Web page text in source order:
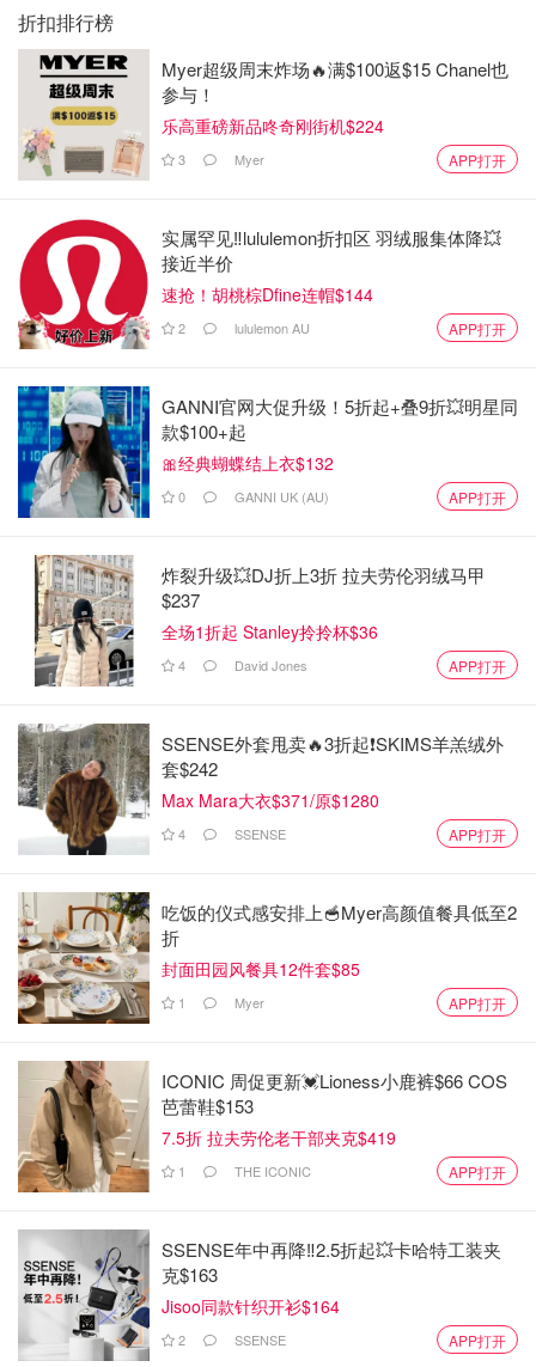
折扣排行榜
Myer超级周末炸场🔥满$100返$15 Chanel也
参与！
乐高重磅新品咚奇刚街机$224
3 Myer APP打开
实属罕见‼️lululemon折扣区 羽绒服集体降💥
接近半价
速抢！胡桃棕Dfine连帽$144
2 lululemon AU APP打开
GANNI官网大促升级！5折起+叠9折💥明星同
款$100+起
🎀经典蝴蝶结上衣$132
0 GANNI UK (AU) APP打开
炸裂升级💥DJ折上3折 拉夫劳伦羽绒马甲
$237
全场1折起 Stanley拎拎杯$36
4 David Jones APP打开
SSENSE外套甩卖🔥3折起❗SKIMS羊羔绒外
套$242
Max Mara大衣$371/原$1280
4 SSENSE APP打开
吃饭的仪式感安排上🥣Myer高颜值餐具低至2
折
封面田园风餐具12件套$85
1 Myer APP打开
ICONIC 周促更新💓Lioness小鹿裤$66 COS
芭蕾鞋$153
7.5折 拉夫劳伦老干部夹克$419
1 THE ICONIC APP打开
SSENSE年中再降‼️2.5折起💥卡哈特工装夹
克$163
Jisoo同款针织开衫$164
2 SSENSE APP打开